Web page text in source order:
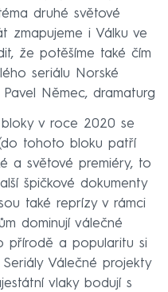
druhé světové
zmapujeme i Válku ve
že potěšíme také čím
seriálu Norské
Němec, dramaturg
bloky v roce 2020 se
tohoto bloku patří
a světové premiéry, to
špičkové dokumenty
také reprízy v rámci
dominují válečné
přírodě a popularitu si
Válečné projekty
vlaky bodují s